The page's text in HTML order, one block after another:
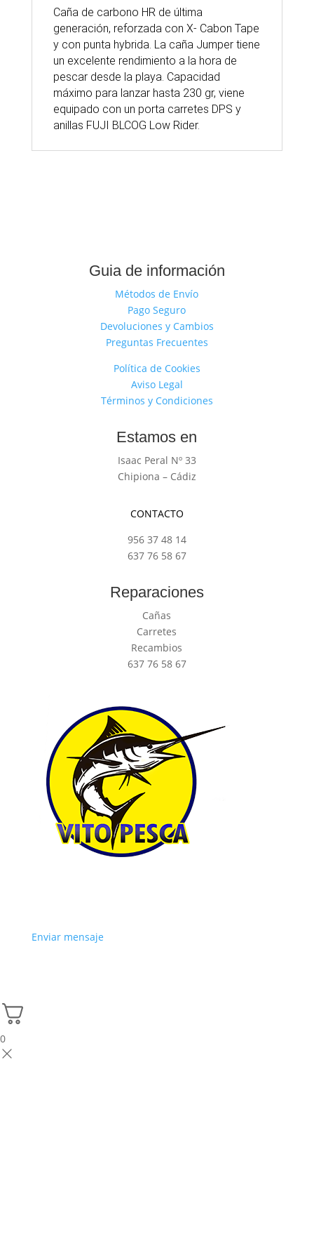
Caña de carbono HR de última
generación, reforzada con X- Cabon Tape
y con punta hybrida. La caña Jumper tiene
un excelente rendimiento a la hora de
pescar desde la playa. Capacidad
máximo para lanzar hasta 230 gr, viene
equipado con un porta carretes DPS y
anillas FUJI BLCOG Low Rider.
Guia de información
Métodos de Envío
Pago Seguro
Devoluciones y Cambios
Preguntas Frecuentes
Política de Cookies
Aviso Legal
Términos y Condiciones
Estamos en
Isaac Peral Nº 33
Chipiona – Cádiz
CONTACTO
956 37 48 14
637 76 58 67
Reparaciones
Cañas
Carretes
Recambios
637 76 58 67
Enviar mensaje
0